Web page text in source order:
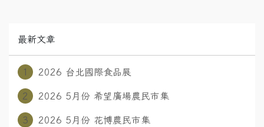
最新文章
1
2026 台北國際食品展
2
2026 5月份 希望廣場農民市集
3
2026 5月份 花博農民市集